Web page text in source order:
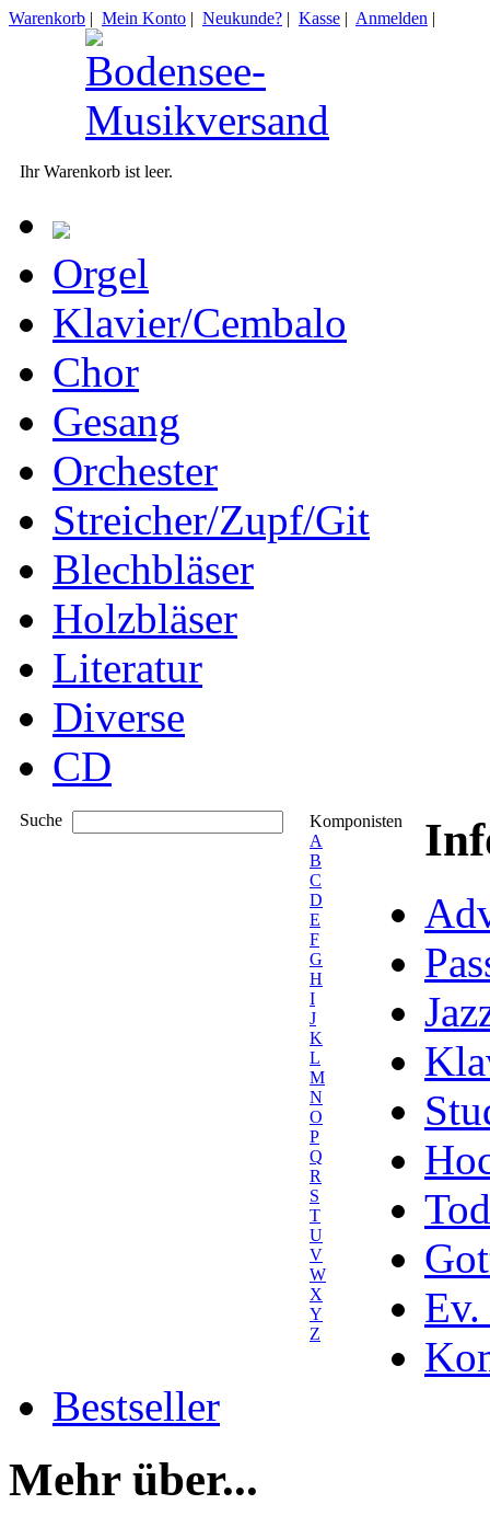
Warenkorb | Mein Konto | Neukunde? | Kasse | Anmelden |
Ihr Warenkorb ist leer.
Orgel
Klavier/Cembalo
Chor
Gesang
Orchester
Streicher/Zupf/Git
Blechbläser
Holzbläser
Literatur
Diverse
CD
Suche
Komponisten
A
B
C
D
E
F
G
H
I
J
K
L
M
N
O
P
Q
R
S
T
U
V
W
X
Y
Z
Ev.
Bestseller
Mehr über...